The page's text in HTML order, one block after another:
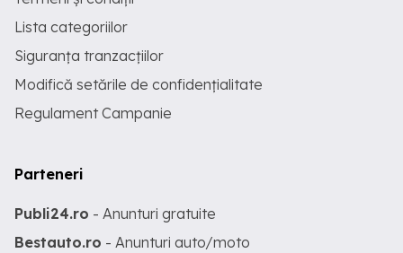
Lista categoriilor
Siguranța tranzacțiilor
Modifică setările de confidențialitate
Regulament Campanie
Parteneri
Publi24.ro - Anunturi gratuite
Bestauto.ro - Anunturi auto/moto